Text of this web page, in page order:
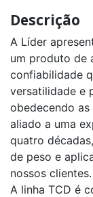
Descrição
A Líder
um produto de
confiabilidade
versatilidade e
obedecendo
aliado a uma
quatro
de peso e
nossos clientes.
A linha TCD é